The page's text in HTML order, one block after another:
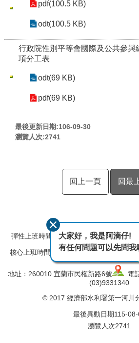
pdf(100.5 KB)
odt(100.5 KB)
行政院性別平等會國際及公共參與
項分工表
odt(69 KB)
pdf(69 KB)
最後更新日期:106-09-30
瀏覽人次:2741
回上一頁 回最
彈性上班時間：AM08:00~08:30 彈性下
核心上班時間：星期一 ~ 星期五
地址：260010 宜蘭市民權新路6號
電
(03)9331340
© 2017 經濟部水利署第一河川
最後異動日期115-
瀏覽人次2741
大家好，我是阿滴仔!
有任何問題可以先問我